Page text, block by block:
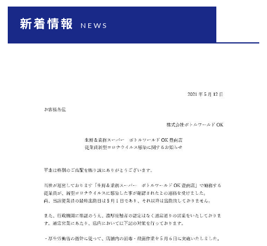
新着情報 NEWS